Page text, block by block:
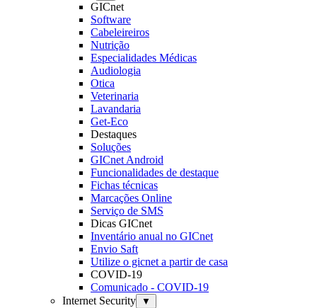
GICnet
Software
Cabeleireiros
Nutrição
Especialidades Médicas
Audiologia
Otica
Veterinaria
Lavandaria
Get-Eco
Destaques
Soluções
GICnet Android
Funcionalidades de destaque
Fichas técnicas
Marcações Online
Serviço de SMS
Dicas GICnet
Inventário anual no GICnet
Envio Saft
Utilize o gicnet a partir de casa
COVID-19
Comunicado - COVID-19
Internet Security
▼